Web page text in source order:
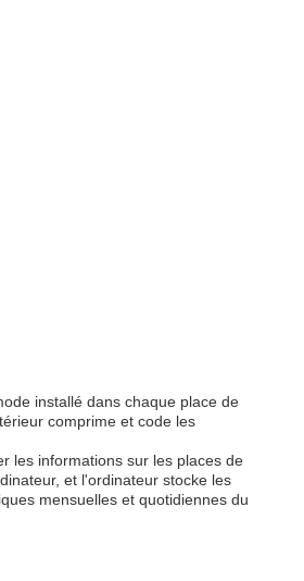
installé dans chaque place de
comprime et code les
les informations sur les places de
et l'ordinateur stocke les
mensuelles et quotidiennes du